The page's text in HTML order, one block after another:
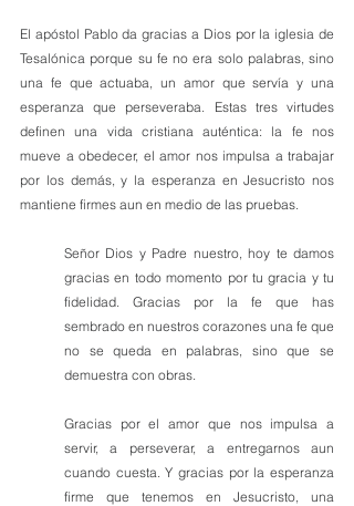
El apóstol Pablo da gracias a Dios por la iglesia de
Tesalónica porque su fe no era solo palabras, sino
una fe que actuaba, un amor que servía y una
esperanza que perseveraba. Estas tres virtudes
definen una vida cristiana auténtica: la fe nos
mueve a obedecer, el amor nos impulsa a trabajar
por los demás, y la esperanza en Jesucristo nos
mantiene firmes aun en medio de las pruebas.
Señor Dios y Padre nuestro, hoy te damos
gracias en todo momento por tu gracia y tu
fidelidad. Gracias por la fe que has
sembrado en nuestros corazones una fe que
no se queda en palabras, sino que se
demuestra con obras.
Gracias por el amor que nos impulsa a
servir, a perseverar, a entregarnos aun
cuando cuesta. Y gracias por la esperanza
firme que tenemos en Jesucristo, una